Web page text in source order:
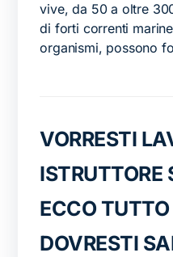
vive, da 50 a oltre
di forti correnti
organismi, possono
VORRESTI
ISTRUTTORE
ECCO
DOVRESTI